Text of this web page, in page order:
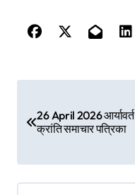
t
n
26 April 2026 आर्यावर्त
क्रांति समाचार पत्रिका